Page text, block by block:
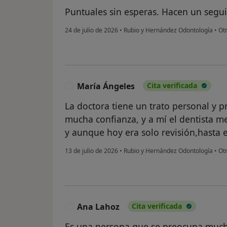
Puntuales sin esperas. Hacen un
24 de julio de 2026 • Rubio y Hernández Odontología •
María Ángeles Cita verificada
La doctora tiene un trato personal y
mucha confianza, y a mí el dentista
y aunque hoy era solo revisión,hasta
13 de julio de 2026 • Rubio y Hernández Odontología •
Ana Lahoz Cita verificada